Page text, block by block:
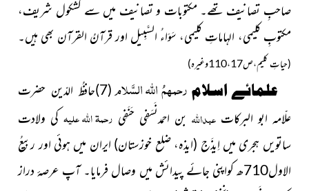
صاحبِ تصانیف تھے۔ مکتوبات و تصانیف میں سے کشکول شریف،
مکتوبِ کلیمی، الہاماتِ کلیمی، سَوَاءُ السَّبِیل اور قرآنُ القرآن بھی ہیں۔
(حیاتِ کلیم،ص110،17وغیرہ)
علمائے اسلام رحمہمُ اللہ السَّلام
(7)حافظُ الدّین حضرت
علّامہ ابو البرکاتعبداللہ بن احمدنَسَفِی حَنَفِی رحمۃ اللہ علیہکی ولادت
ساتویں ہجری میں اِیذَج (ایذہ، ضلع خوزستان) ایران میں ہوئی اور ربیعُ
الاول710ھ کواپنی جائے پیدائش میں وصال فرمایا۔ آپ عرصۂ دراز